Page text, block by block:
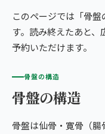
4院の比較・選び方
股関節痛
五十肩
椎間板ヘルニア
ご予約・お問い合わせ
医師・専門家の推薦
ブランド全体トップ（
全国の店舗一覧
広島の4
あなたの
このページでは「骨
す。読み終えたあと
予約いただけます。
骨盤の構造
骨盤の構造
骨盤は仙骨・寛骨（